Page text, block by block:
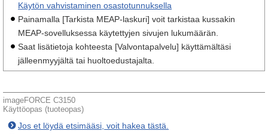
Käytön vahvistaminen osastotunnuksella
Painamalla [Tarkista MEAP-laskuri] voit tarkistaa kussakin
MEAP-sovelluksessa käytettyjen sivujen lukumäärän.
Saat lisätietoja kohteesta [Valvontapalvelu] käyttämältäsi
jälleenmyyjältä tai huoltoedustajalta.
imageFORCE C3150
Käyttöopas (tuoteopas)
Jos et löydä etsimääsi, voit hakea tästä.